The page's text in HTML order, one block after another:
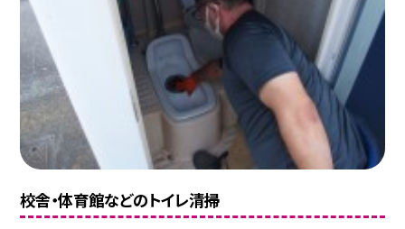
校舎・体育館などのトイレ清掃